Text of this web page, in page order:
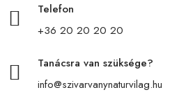
Telefon
+36 20 20 20 20
Tanácsra van szüksége?
info@szivarvanynaturvilag.hu